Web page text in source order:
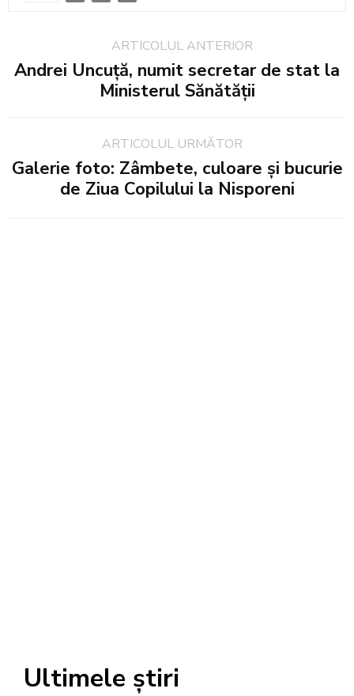
ARTICOLUL ANTERIOR
Andrei Uncuță, numit secretar de stat la
Ministerul Sănătății
ARTICOLUL URMĂTOR
Galerie foto: Zâmbete, culoare și bucurie
de Ziua Copilului la Nisporeni
Ultimele știri